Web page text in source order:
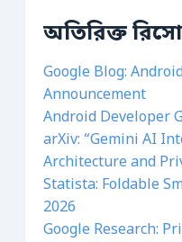
অতিরিক্ত
Google Blog:
Announcement
Android Developer
arXiv: “Gemini AI
Architecture and
Statista: Foldable
2026
Google Research: